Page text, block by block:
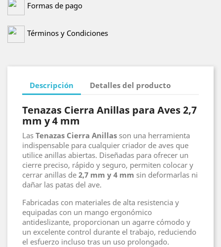
Formas de pago
Términos y Condiciones
Descripción Detalles del producto
Tenazas Cierra Anillas para Aves 2,7
mm y 4 mm
Las Tenazas Cierra Anillas son una herramienta
indispensable para cualquier criador de aves que
utilice anillas abiertas. Diseñadas para ofrecer un
cierre preciso, rápido y seguro, permiten colocar y
cerrar anillas de 2,7 mm y 4 mm sin deformarlas ni
dañar las patas del ave.
Fabricadas con materiales de alta resistencia y
equipadas con un mango ergonómico
antideslizante, proporcionan un agarre cómodo y
un excelente control durante el trabajo, reduciendo
el esfuerzo incluso tras un uso prolongado.